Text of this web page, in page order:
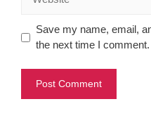
Save my name, email,
the next time I comment.